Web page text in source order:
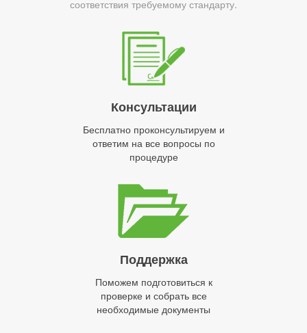
соответствия требуемому стандарту.
Консультации
Бесплатно проконсультируем и
ответим на все вопросы по
процедуре
Поддержка
Поможем подготовиться к
проверке и собрать все
необходимые документы